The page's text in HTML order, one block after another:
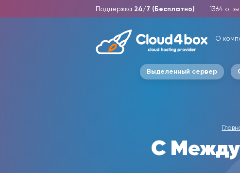
Поддержка 24/7 (Бесплатно) 1364
О
Выделенный сервер
C